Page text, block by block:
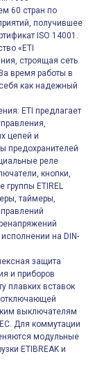
60 стран по
получившее
ISO 14001.
«ETI
строящая сеть
время работы в
как надежный
ETI предлагает
цепей и
предохранителей
реле
кнопки,
группы ETIREL
таймеры,
на DIN-
защита
и приборов
плавких вставок
отключающей
выключателям
Для коммутации
модульные
ETIBREAK и